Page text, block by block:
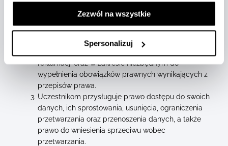
Zezwól na wszystkie
Spersonalizuj
jest Grupa Zibi S.A. z siedzibą w Warszawie, ul.
Wirażowa 119.
Dane osobowe Uczestników są przetwarzane
reklamacji oraz w zakresie niezbędnym do
wypełnienia obowiązków prawnych wynikających z
przepisów prawa.
Uczestnikom przysługuje prawo dostępu do swoich
danych, ich sprostowania, usunięcia, ograniczenia
przetwarzania oraz przenoszenia danych, a także
prawo do wniesienia sprzeciwu wobec
przetwarzania.